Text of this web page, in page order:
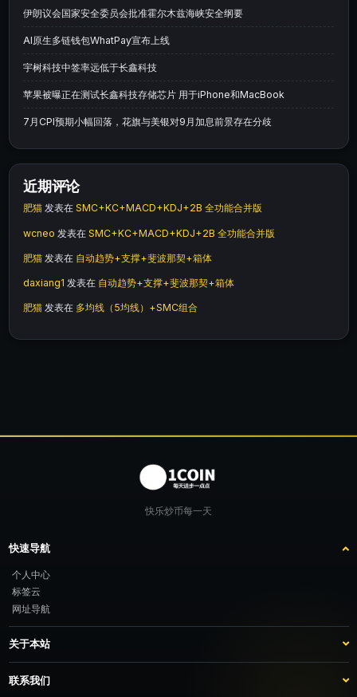
伊朗议会国家安全委员会批准霍尔木兹海峡安全纲要
AI原生多链钱包WhatPay宣布上线
宇树科技中签率远低于长鑫科技
苹果被曝正在测试长鑫科技存储芯片 用于iPhone和MacBook
7月CPI预期小幅回落，花旗与美银对9月加息前景存在分歧
近期评论
肥猫 发表在 SMC+KC+MACD+KDJ+2B 全功能合并版
wcneo 发表在 SMC+KC+MACD+KDJ+2B 全功能合并版
肥猫 发表在 自动趋势+支撑+斐波那契+箱体
daxiang1 发表在 自动趋势+支撑+斐波那契+箱体
肥猫 发表在 多均线（5均线）+SMC组合
快乐炒币每一天
快速导航
个人中心
标签云
网址导航
关于本站
站点介绍
客服咨询
联系我们